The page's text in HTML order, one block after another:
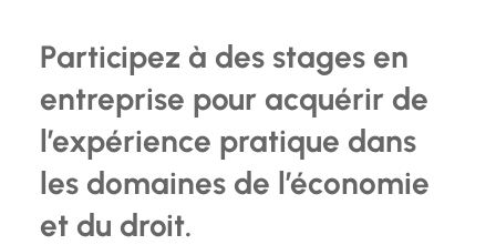
Participez à des stages en
entreprise pour acquérir de
l’expérience pratique dans
les domaines de l’économie
et du droit.